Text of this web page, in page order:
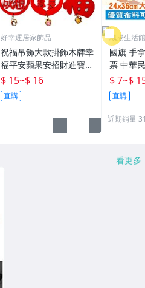
好幸運居家飾品
祝福吊飾大款掛飾木牌幸
福平安蘋果安招財進寶健
康贈品禮物結緣品
$ 15~$ 16
直購
飄揚生活
附發票
國旗 手
票 中華
升旗 選
台灣加
美國手
$ 7~$
直購
近期銷量
看更多